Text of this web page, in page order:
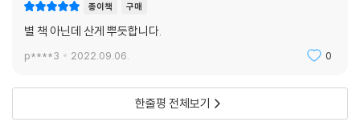
수 있는 게 없나 찾던 저자는 겁도 없이 ‘비건 지향’마저 선언했다. 그러면
서 취미에 계절마다 제철 채소 도장 깨기, 국산 농산물과 외국의 조리법을
늘어놓으면 어마어마해 보이지만, 하나씩 해보면 못 할 만큼 어려운 일도
종이책 구매
별 책 아닌데 산게 뿌듯합니다.
p****3 2022.09.06. 0
한줄평 전체보기